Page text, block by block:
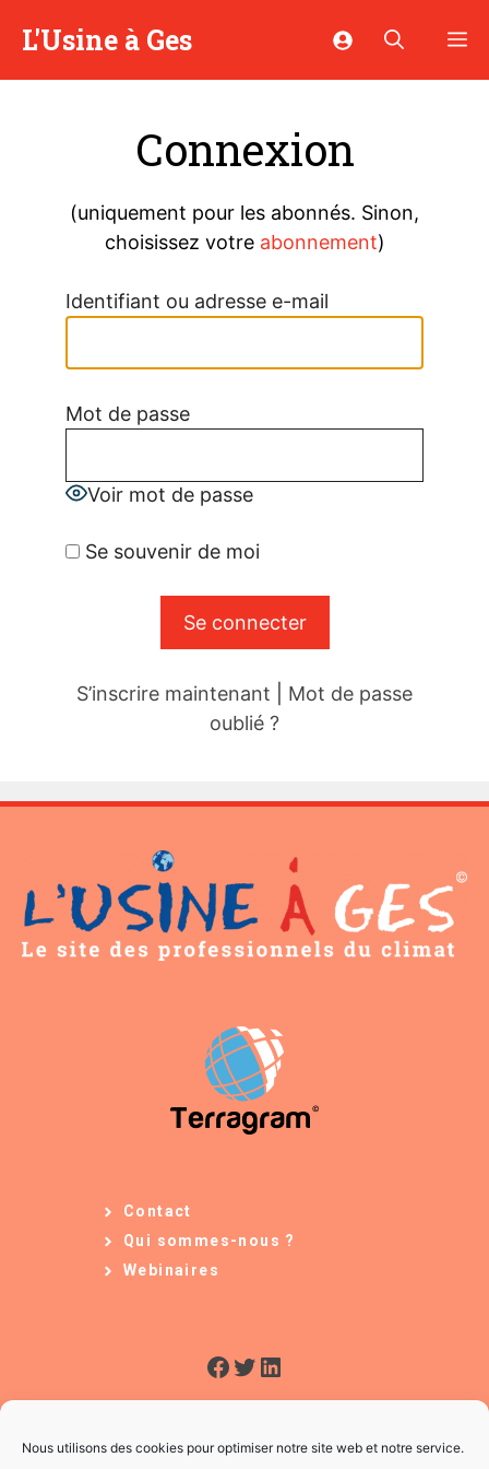
Nous utilisons des cookies pour optimiser notre site web et notre service.
L'Usine à Ges
Connexion
(uniquement pour les abonnés. Sinon,
choisissez votre abonnement)
Identifiant ou adresse e-mail
Mot de passe
Voir mot de passe
Se souvenir de moi
S’inscrire maintenant
Mot de passe
oublié ?
Contact
Qui sommes-nous ?
Webinaires
Facebook
Twitter
LinkedIn